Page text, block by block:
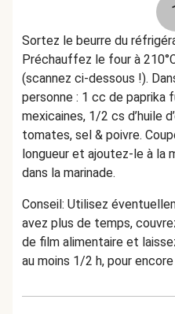
Sortez le beurre du
Préchauffez le four à
(scannez ci-dessous !).
personne : 1 cc de paprika
mexicaines, 1/2 cs d’huile
tomates, sel & poivre.
longueur et ajoutez-le à la
dans la marinade.
Conseil: Utilisez
avez plus de temps,
de film alimentaire et
au moins 1/2 h, pour